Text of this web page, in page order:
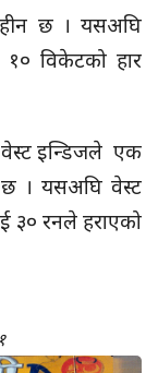
छ । यसअघि
विकेटको हार
वेस्ट इन्डिजले एक
। यसअघि वेस्ट
३० रनले हराएको